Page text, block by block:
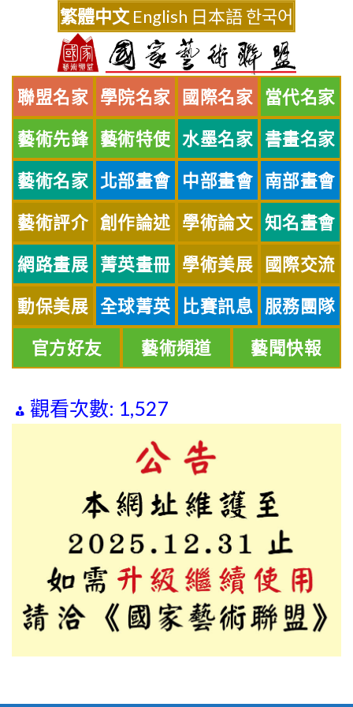
繁體中文 English 日本語한국어
聯盟名家 學院名家 國際名家 當代名家
藝術先鋒 藝術特使 水墨名家 書畫名家
藝術名家 北部畫會 中部畫會 南部畫會
藝術評介 創作論述 學術論文 知名畫會
網路畫展 菁英畫冊 學術美展 國際交流
動保美展 全球菁英 比賽訊息 服務團隊
官方好友 藝術頻道 藝聞快報
觀看次數: 1,527